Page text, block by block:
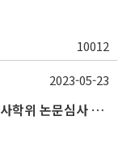
10012
[환경보건학과] 2023학년도 1학기 석사학위 논문심사 일정
2023-05-23